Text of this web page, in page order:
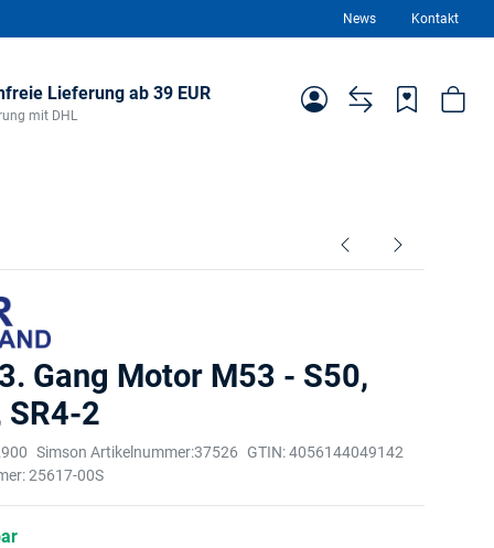
News Kontakt
Lieferung ab 39 EUR
mit DHL
Gang Motor M53 - S50,
SR4-2
Simson Artikelnummer:37526 GTIN:4056144049142
25617-00S